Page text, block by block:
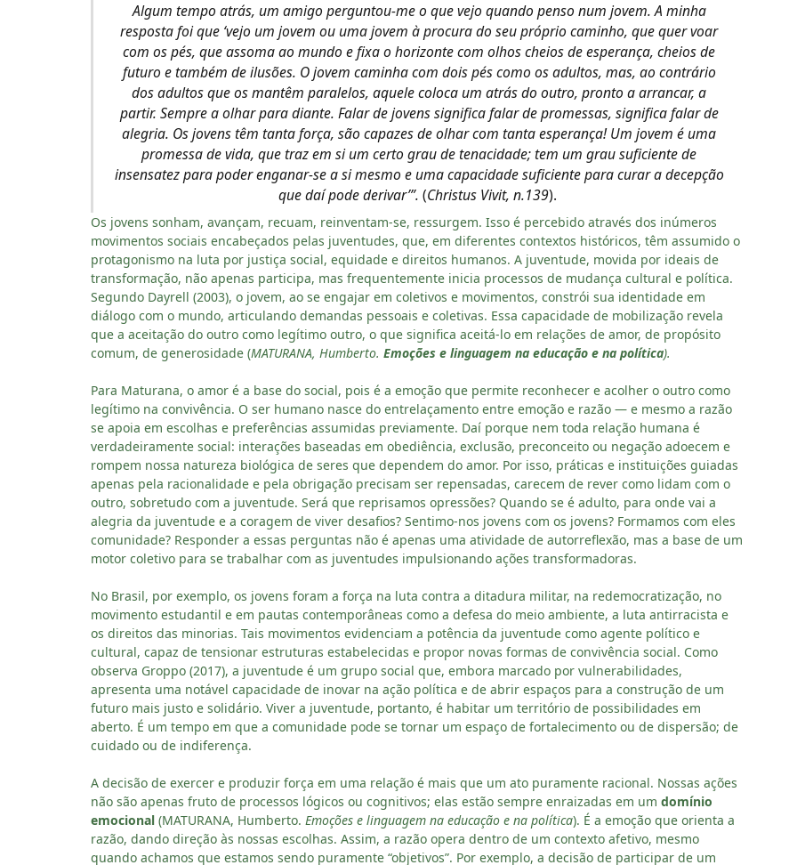
Algum tempo atrás, um amigo perguntou-me o que vejo quando penso num jovem. A minha
resposta foi que ‘vejo um jovem ou uma jovem à procura do seu próprio caminho, que quer voar
com os pés, que assoma ao mundo e fixa o horizonte com olhos cheios de esperança, cheios de
futuro e também de ilusões. O jovem caminha com dois pés como os adultos, mas, ao contrário
dos adultos que os mantêm paralelos, aquele coloca um atrás do outro, pronto a arrancar, a
partir. Sempre a olhar para diante. Falar de jovens significa falar de promessas, significa falar de
alegria. Os jovens têm tanta força, são capazes de olhar com tanta esperança! Um jovem é uma
promessa de vida, que traz em si um certo grau de tenacidade; tem um grau suficiente de
insensatez para poder enganar-se a si mesmo e uma capacidade suficiente para curar a decepção
que daí pode derivar’”. (Christus Vivit, n.139).
Os jovens sonham, avançam, recuam, reinventam-se, ressurgem. Isso é percebido através dos inúmeros
movimentos sociais encabeçados pelas juventudes, que, em diferentes contextos históricos, têm assumido o
protagonismo na luta por justiça social, equidade e direitos humanos. A juventude, movida por ideais de
transformação, não apenas participa, mas frequentemente inicia processos de mudança cultural e política.
Segundo Dayrell (2003), o jovem, ao se engajar em coletivos e movimentos, constrói sua identidade em
diálogo com o mundo, articulando demandas pessoais e coletivas. Essa capacidade de mobilização revela
que a aceitação do outro como legítimo outro, o que significa aceitá-lo em relações de amor, de propósito
comum, de generosidade (MATURANA, Humberto. Emoções e linguagem na educação e na política).
Para Maturana, o amor é a base do social, pois é a emoção que permite reconhecer e acolher o outro como
legítimo na convivência. O ser humano nasce do entrelaçamento entre emoção e razão — e mesmo a razão
se apoia em escolhas e preferências assumidas previamente. Daí porque nem toda relação humana é
verdadeiramente social: interações baseadas em obediência, exclusão, preconceito ou negação adoecem e
rompem nossa natureza biológica de seres que dependem do amor. Por isso, práticas e instituições guiadas
apenas pela racionalidade e pela obrigação precisam ser repensadas, carecem de rever como lidam com o
outro, sobretudo com a juventude. Será que reprisamos opressões? Quando se é adulto, para onde vai a
alegria da juventude e a coragem de viver desafios? Sentimo-nos jovens com os jovens? Formamos com eles
comunidade? Responder a essas perguntas não é apenas uma atividade de autorreflexão, mas a base de um
motor coletivo para se trabalhar com as juventudes impulsionando ações transformadoras.
No Brasil, por exemplo, os jovens foram a força na luta contra a ditadura militar, na redemocratização, no
movimento estudantil e em pautas contemporâneas como a defesa do meio ambiente, a luta antirracista e
os direitos das minorias. Tais movimentos evidenciam a potência da juventude como agente político e
cultural, capaz de tensionar estruturas estabelecidas e propor novas formas de convivência social. Como
observa Groppo (2017), a juventude é um grupo social que, embora marcado por vulnerabilidades,
apresenta uma notável capacidade de inovar na ação política e de abrir espaços para a construção de um
futuro mais justo e solidário. Viver a juventude, portanto, é habitar um território de possibilidades em
aberto. É um tempo em que a comunidade pode se tornar um espaço de fortalecimento ou de dispersão; de
cuidado ou de indiferença.
A decisão de exercer e produzir força em uma relação é mais que um ato puramente racional. Nossas ações
não são apenas fruto de processos lógicos ou cognitivos; elas estão sempre enraizadas em um domínio
emocional (MATURANA, Humberto. Emoções e linguagem na educação e na política). É a emoção que orienta a
razão, dando direção às nossas escolhas. Assim, a razão opera dentro de um contexto afetivo, mesmo
quando achamos que estamos sendo puramente “objetivos”. Por exemplo, a decisão de participar de um